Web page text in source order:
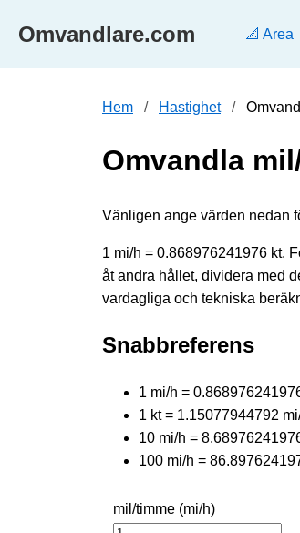
Omvandlare.com 📐 Area
Hem Hastighet
Omvandla
Vänligen ange värden nedan
1 mi/h = 0.868976241976 kt.
åt andra hållet, dividera med
vardagliga och tekniska
Snabbreferens
1 mi/h =
1 kt = 1.15077944792
10 mi/h =
100 mi/h =
mil/timme (mi/h)